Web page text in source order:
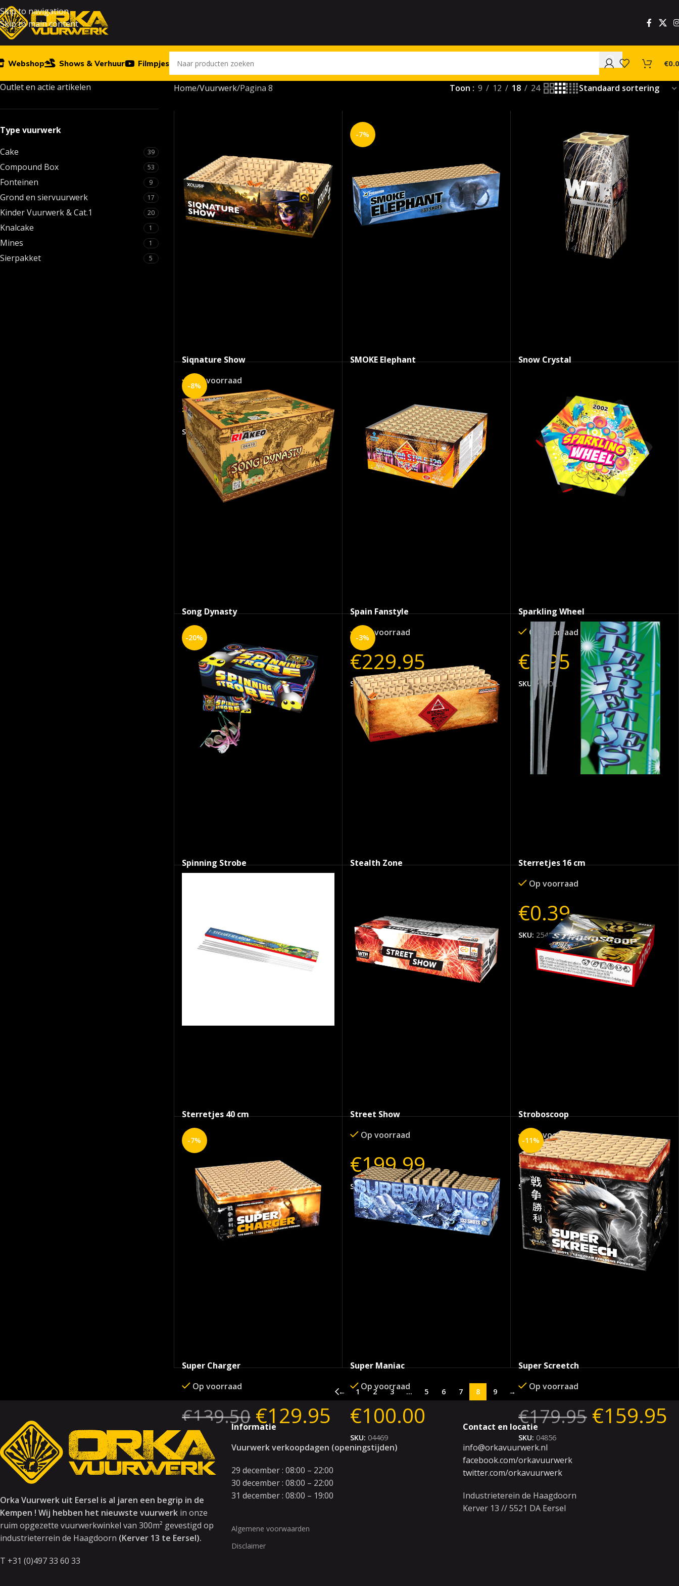
Skip to navigation
Skip to main content
Webshop Shows & Verhuur Filmpjes €
Outlet en actie artikelen
Type vuurwerk
Cake
39
Compound Box 53
Fonteinen 9
Grond en siervuurwerk 17
Kinder Vuurwerk & Cat.1 20
Knalcake 1
Mines 1
Sierpakket 5
Home Vuurwerk Pagina 8 Toon 9 12 18 24
Siqnature Show
Op voorraad
€349.50
SKU:6612
-7%
SMOKE Elephant
149.50 €139.50
SKU:04499
Snow Crystal
18.99
3471
-8%
Song Dynasty
Op voorraad
249.50 €229.50
06470
Spain Fanstyle
Op voorraad
€229.95
SKU:k1010
Sparkling Wheel
Op voorraad
€9.95
SKU: K2002
-20%
Spinning Strobe
2518
-3%
Stealth Zone
159.50 €
SKU:1192
Sterretjes 16 cm
Op voorraad
€0.39
SKU: 2540
Sterretjes 40 cm
Op voorraad
1.49
SKU:2543
Street Show
Op voorraad
€199.99
SKU:3460
Stroboscoop
Op voorraad
€2.29
SKU:2223
-7%
Super Charger
Op voorraad
€139.50 €129.95
SKU:4845
Super Maniac
Op voorraad
€100.00
SKU: 04469
-11%
Super Screetch
Op voorraad
€179.95 €159.95
SKU: 04856
← 1 2 3 … 5 6 7 8 9 →
Orka Vuurwerk uit Eersel is al jaren een begrip in de
Kempen ! Wij hebben het nieuwste vuurwerk in onze
ruim opgezette vuurwerkwinkel van 300m² gevestigd op
industrieterrein de Haagdoorn (Kerver 13 te Eersel).
T +31 (0)497 33 60 33
Informatie
Vuurwerk verkoopdagen (openingstijden)
29 december : 08:00 – 22:00
30 december : 08:00 – 22:00
31 december : 08:00 – 19:00
Algemene voorwaarden
Disclaimer
Contact en locatie
info@orkavuurwerk.nl
facebook.com/orkavuurwerk
twitter.com/orkavuurwerk
Industrieterein de Haagdoorn
Kerver 13 // 5521 DA Eersel